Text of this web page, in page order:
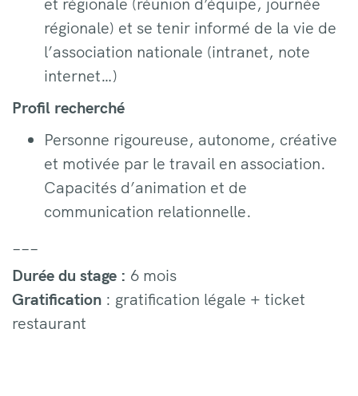
régionale) et se tenir informé de la vie de
l’association nationale (intranet, note
internet…)
Profil recherché
Personne rigoureuse, autonome, créative
et motivée par le travail en association.
Capacités d’animation et de
communication relationnelle.
Durée du stage : 6 mois
Gratification : gratification légale + ticket
restaurant